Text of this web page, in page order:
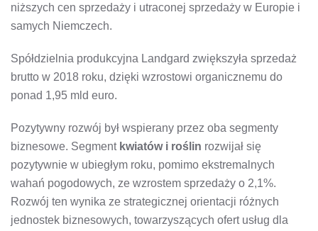
niższych cen sprzedaży i utraconej sprzedaży w Europie i
samych Niemczech.
Spółdzielnia produkcyjna Landgard zwiększyła sprzedaż
brutto w 2018 roku, dzięki wzrostowi organicznemu do
ponad 1,95 mld euro.
Pozytywny rozwój był wspierany przez oba segmenty
biznesowe. Segment kwiatów i roślin rozwijał się
pozytywnie w ubiegłym roku, pomimo ekstremalnych
wahań pogodowych, ze wzrostem sprzedaży o 2,1%.
Rozwój ten wynika ze strategicznej orientacji różnych
jednostek biznesowych, towarzyszących ofert usług dla